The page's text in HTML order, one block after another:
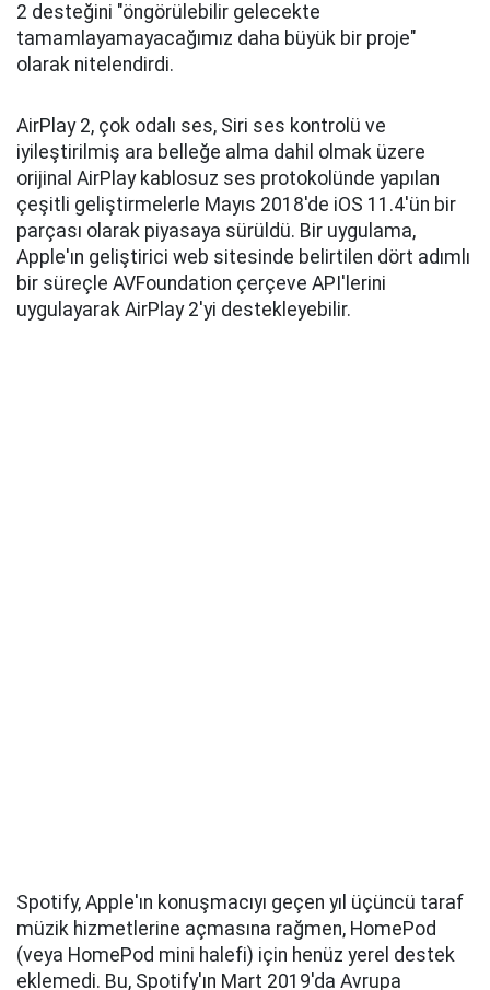
2 desteğini "öngörülebilir gelecekte
tamamlayamayacağımız daha büyük bir proje"
olarak nitelendirdi.
AirPlay 2, çok odalı ses, Siri ses kontrolü ve
iyileştirilmiş ara belleğe alma dahil olmak üzere
orijinal AirPlay kablosuz ses protokolünde yapılan
çeşitli geliştirmelerle Mayıs 2018'de iOS 11.4'ün bir
parçası olarak piyasaya sürüldü. Bir uygulama,
Apple'ın geliştirici web sitesinde belirtilen dört adımlı
bir süreçle AVFoundation çerçeve API'lerini
uygulayarak AirPlay 2'yi destekleyebilir.
Spotify, Apple'ın konuşmacıyı geçen yıl üçüncü taraf
müzik hizmetlerine açmasına rağmen, HomePod
(veya HomePod mini halefi) için henüz yerel destek
eklemedi. Bu, Spotify'ın Mart 2019'da Avrupa